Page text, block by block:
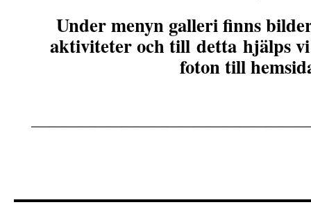
Under menyn galleri finns
aktiviteter och till detta hjälps
foton till